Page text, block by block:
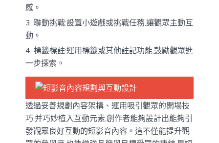
感。
聯動挑戰:設置小遊戲或挑戰任務,讓觀眾主動互
動。
標籤標註:運用標籤或其他註記功能,鼓勵觀眾進
一步探索。
透過妥善規劃內容架構、運用吸引觀眾的開場技
巧,并巧妙植入互動元素,創作者能夠設計出能夠引
發觀眾良好互動的短影音內容。這不僅能提升觀